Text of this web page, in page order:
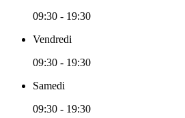
09:30 - 19:30
Vendredi
09:30 - 19:30
Samedi
09:30 - 19:30